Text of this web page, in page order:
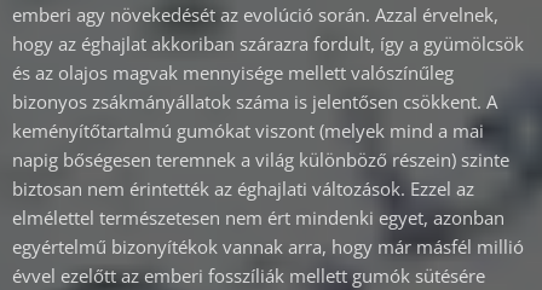
emberi agy növekedését az evolúció során. Azzal érvelnek,
hogy az éghajlat akkoriban szárazra fordult, így a gyümölcsök
és az olajos magvak mennyisége mellett valószínűleg
bizonyos zsákmányállatok száma is jelentősen csökkent. A
keményítőtartalmú gumókat viszont (melyek mind a mai
napig bőségesen teremnek a világ különböző részein) szinte
biztosan nem érintették az éghajlati változások. Ezzel az
elmélettel természetesen nem ért mindenki egyet, azonban
egyértelmű bizonyítékok vannak arra, hogy már másfél millió
évvel ezelőtt az emberi fosszíliák mellett gumók sütésére